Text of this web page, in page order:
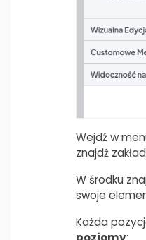
Wejdź w
znajdź
W środku
swoje
Każda